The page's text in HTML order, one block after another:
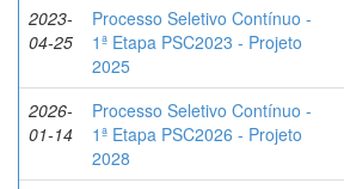
2023-
04-25
Processo Seletivo Contínuo -
1ª Etapa PSC2023 - Projeto
2025
2026-
01-14
Processo Seletivo Contínuo -
1ª Etapa PSC2026 - Projeto
2028